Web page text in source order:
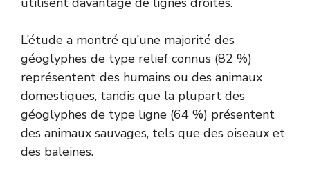
L’étude a montré qu’une majorité des
géoglyphes de type relief connus (82 %)
représentent des humains ou des animaux
domestiques, tandis que la plupart des
géoglyphes de type ligne (64 %) présentent
des animaux sauvages, tels que des oiseaux et
des baleines.